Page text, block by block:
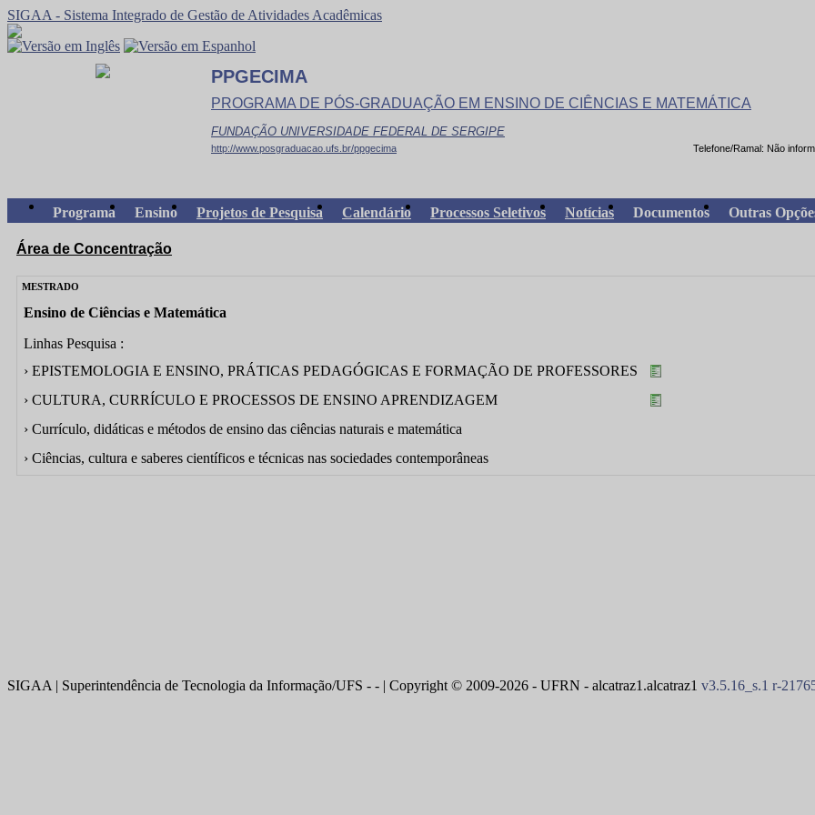
SIGAA - Sistema Integrado de Gestão de Atividades Acadêmicas
PPGECIMA
PROGRAMA DE PÓS-GRADUAÇÃO EM ENSINO DE CIÊNCIAS E MATEMÁTICA
FUNDAÇÃO UNIVERSIDADE FEDERAL DE SERGIPE
Telefone/Ramal: Não
http://www.posgraduacao.ufs.br/ppgecima
Programa Ensino Projetos de Pesquisa Calendário Processos Seletivos Notícias Documentos Outras
Área de Concentração
MESTRADO
Ensino de Ciências e Matemática
Linhas Pesquisa :
› EPISTEMOLOGIA E ENSINO, PRÁTICAS PEDAGÓGICAS E FORMAÇÃO DE PROFESSORES
› CULTURA, CURRÍCULO E PROCESSOS DE ENSINO APRENDIZAGEM
› Currículo, didáticas e métodos de ensino das ciências naturais e matemática
› Ciências, cultura e saberes científicos e técnicas nas sociedades contemporâneas
SIGAA | Superintendência de Tecnologia da Informação/UFS - - | Copyright © 2009-2026 - UFRN - alcatraz1.alcatraz1 v3.5.16_s.1 r-